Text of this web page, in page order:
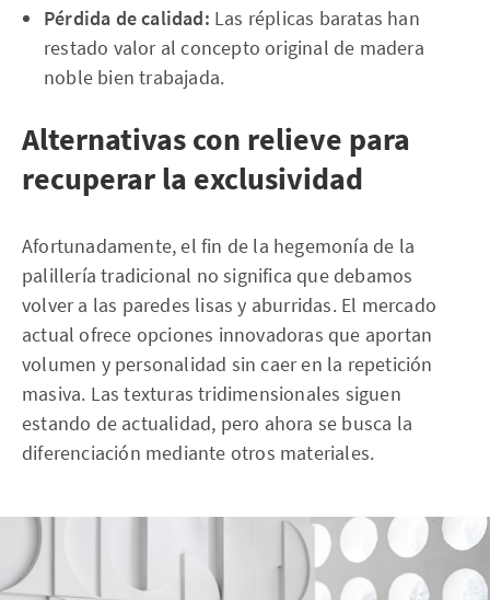
Pérdida de calidad: Las réplicas baratas han
restado valor al concepto original de madera
noble bien trabajada.
Alternativas con relieve para
recuperar la exclusividad
Afortunadamente, el fin de la hegemonía de la
palillería tradicional no significa que debamos
volver a las paredes lisas y aburridas. El mercado
actual ofrece opciones innovadoras que aportan
volumen y personalidad sin caer en la repetición
masiva. Las texturas tridimensionales siguen
estando de actualidad, pero ahora se busca la
diferenciación mediante otros materiales.